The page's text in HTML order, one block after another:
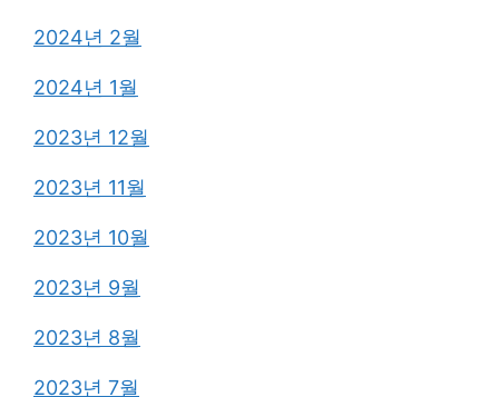
2024년 2월
2024년 1월
2023년 12월
2023년 11월
2023년 10월
2023년 9월
2023년 8월
2023년 7월